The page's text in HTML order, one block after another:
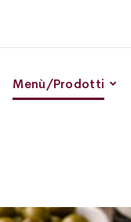
Menù/Prodotti